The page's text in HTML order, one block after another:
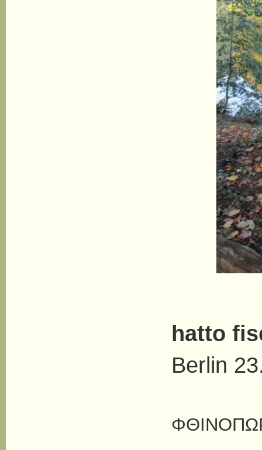
hatto
Berlin